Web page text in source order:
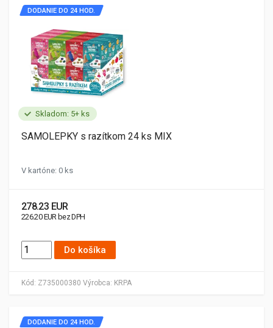
Skladom: 5+ ks
Kód: Z735000380 Výrobca: KRPA
DODANIE DO 24 HOD.
SAMOLEPKY s razítkom 24 ks MIX
V kartóne: 0 ks
278.23 EUR
226.20 EUR bez DPH
Do košíka
DODANIE DO 24 HOD.